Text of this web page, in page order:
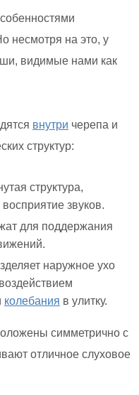
несмотря на это, у
видимые нами как
внутри черепа и
структур:
структура,
звуков.
для поддержания
наружное ухо
колебания в улитку.
симметрично с
отличное слуховое